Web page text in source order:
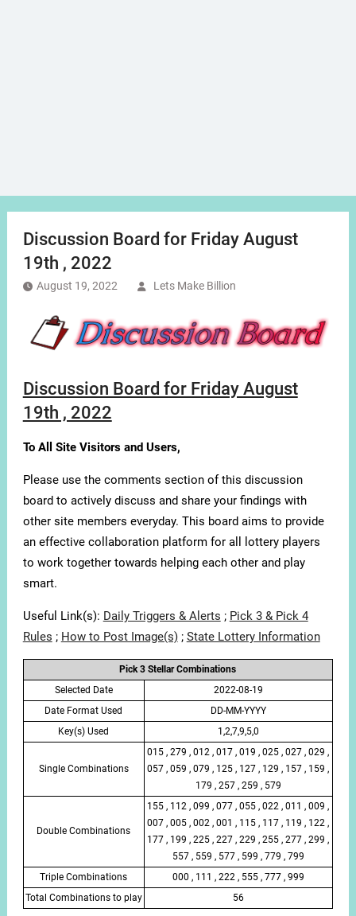
Discussion Board for Friday August
19th , 2022
August 19, 2022 Lets Make Billion
Discussion Board for Friday August
19th , 2022
To All Site Visitors and Users,
Please use the comments section of this discussion
board to actively discuss and share your findings with
other site members everyday. This board aims to provide
an effective collaboration platform for all lottery players
to work together towards helping each other and play
smart.
Useful Link(s): Daily Triggers & Alerts ; Pick 3 & Pick 4
Rules ; How to Post Image(s); State Lottery Information
Pick 3 Stellar Combinations
Selected Date
2022-08-19
Date Format Used
DD-MM-YYYY
Key(s) Used
1,2,7,9,5,0
Single Combinations
015 , 279 , 012 , 017 , 019 , 025 , 027 , 029 ,
057 , 059 , 079 , 125 , 127 , 129 , 157 , 159 ,
179 , 257 , 259 , 579
Double Combinations
155 , 112 , 099 , 077 , 055 , 022 , 011 , 009 ,
007 , 005 , 002 , 001 , 115 , 117 , 119 , 122 ,
177 , 199 , 225 , 227 , 229 , 255 , 277 , 299 ,
557 , 559 , 577 , 599 , 779 , 799
Triple Combinations
000 , 111 , 222 , 555 , 777 , 999
Total Combinations to play
56